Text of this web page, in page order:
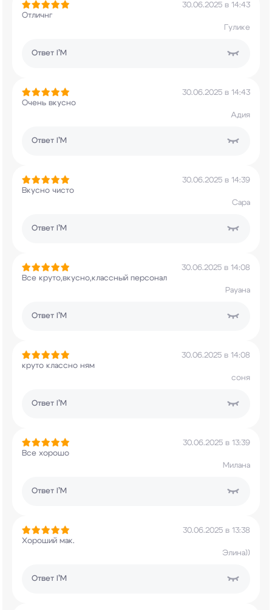
30.06.2025 в 14:43
Отличнг
Гулике
Ответ I’M
30.06.2025 в 14:43
Очень вкусно
Адия
Ответ I’M
30.06.2025 в 14:39
Вкусно чисто
Сара
Ответ I’M
30.06.2025 в 14:08
Все круто,вкусно,классный персонал
Рауана
Ответ I’M
30.06.2025 в 14:08
круто классно ням
соня
Ответ I’M
30.06.2025 в 13:39
Все хорошо
Милана
Ответ I’M
30.06.2025 в 13:38
Хороший мак.
Элина))
Ответ I’M